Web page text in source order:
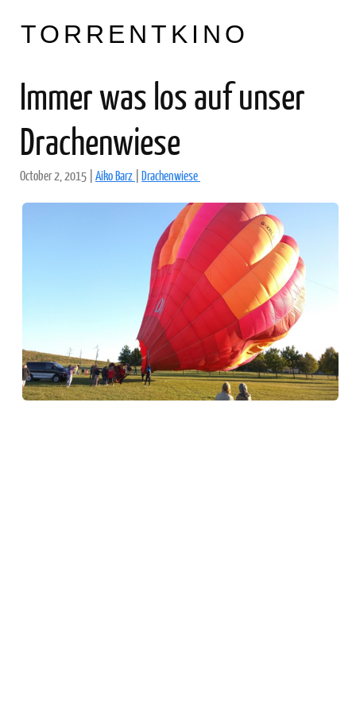
TORRENTKINO
Immer was los auf unser
Drachenwiese
October 2, 2015 Aiko Barz Drachenwiese